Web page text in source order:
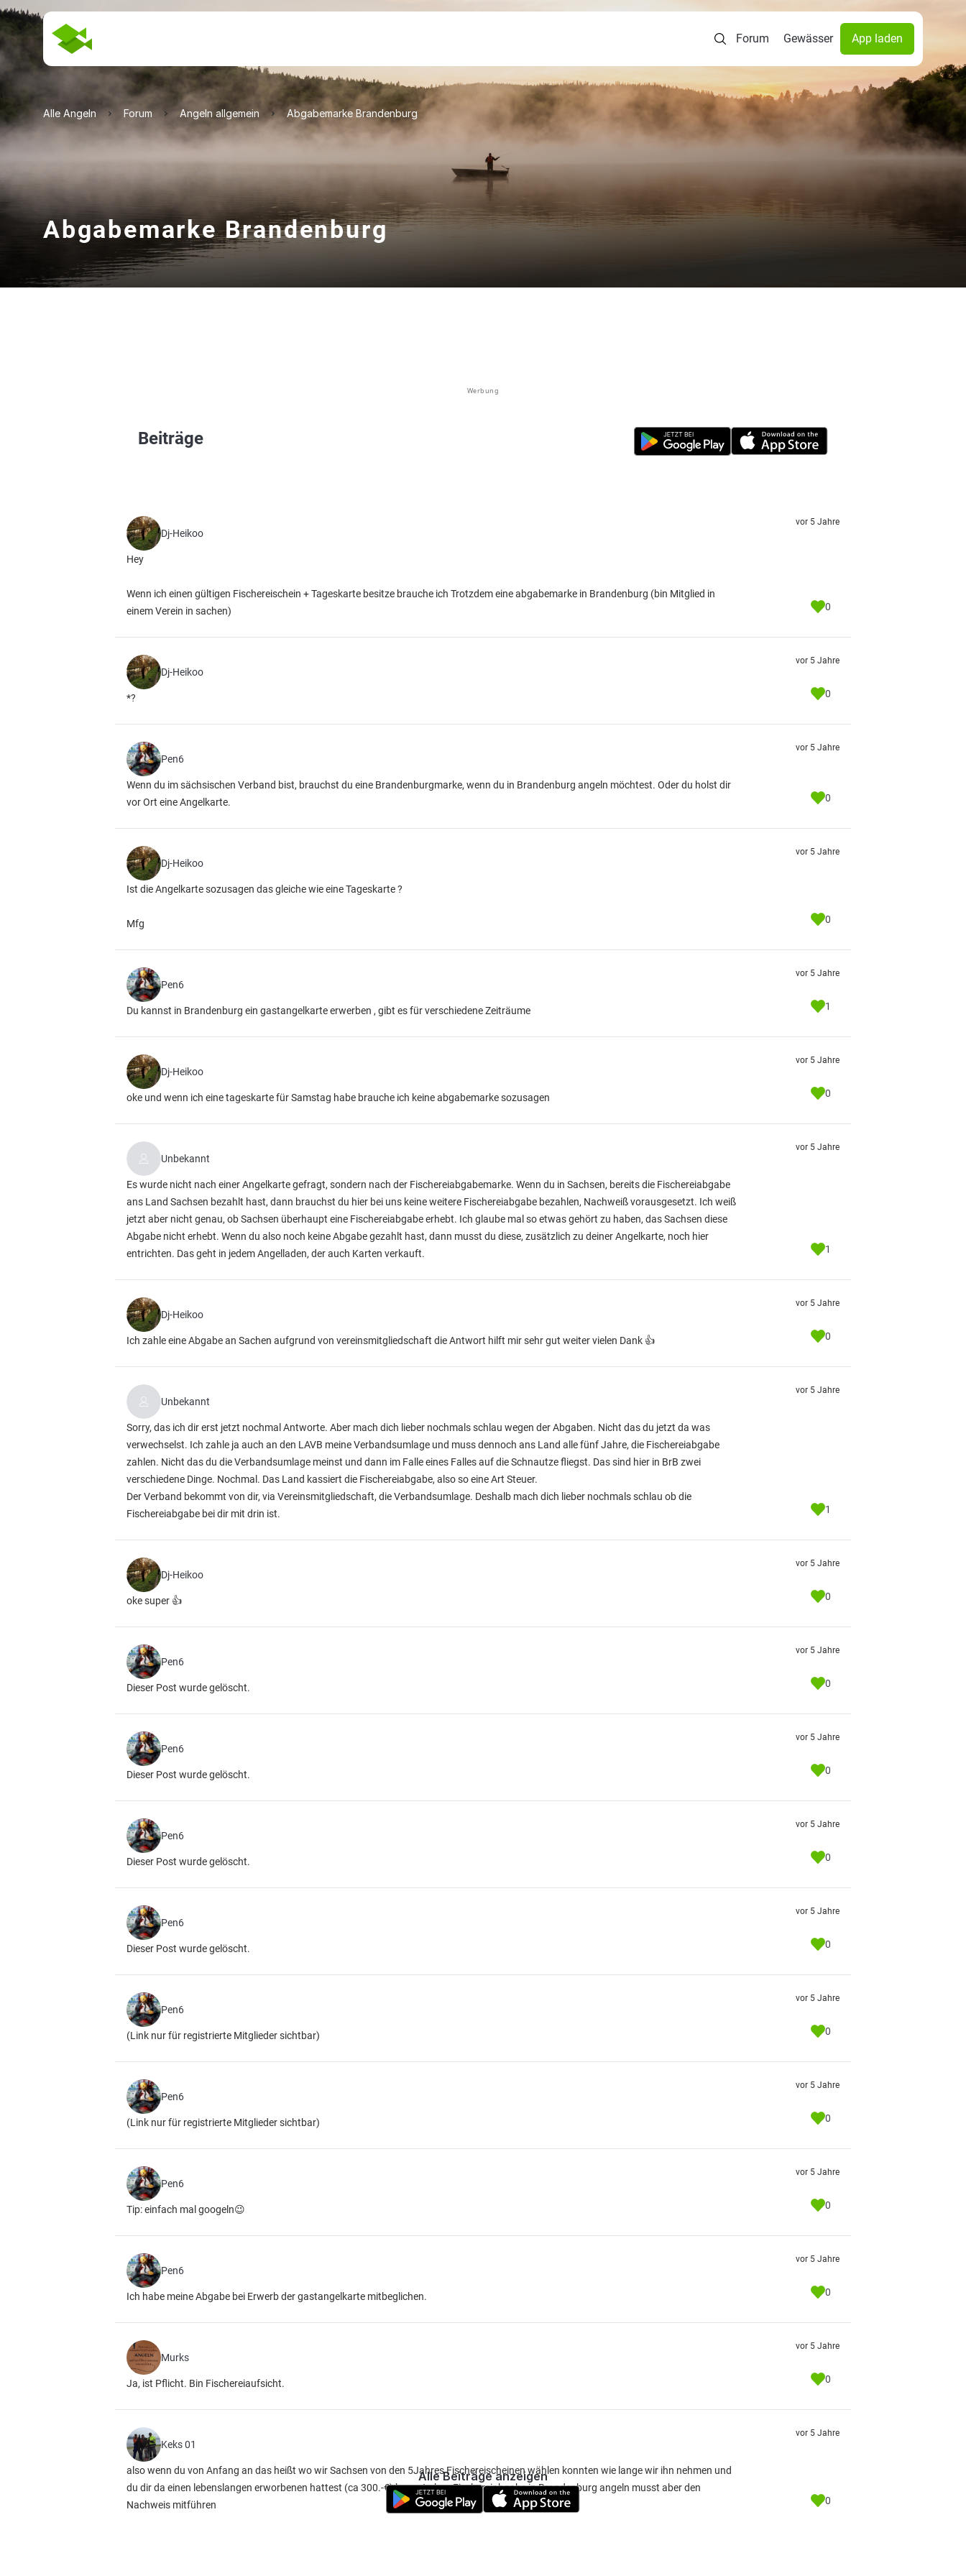
Forum Gewässer App laden
Alle Angeln Forum Angeln allgemein Abgabemarke Brandenburg
Abgabemarke Brandenburg
Werbung
Beiträge
Dj-Heikoo
Hey
Wenn ich einen gültigen Fischereischein + Tageskarte besitze brauche ich Trotzdem eine abgabemarke in Brandenburg (bin Mitglied in
einem Verein in sachen)
vor 5 Jahre
0
Dj-Heikoo
*?
vor 5 Jahre
0
Pen6
Wenn du im sächsischen Verband bist, brauchst du eine Brandenburgmarke, wenn du in Brandenburg angeln möchtest. Oder du holst dir
vor Ort eine Angelkarte.
vor 5 Jahre
0
Dj-Heikoo
Ist die Angelkarte sozusagen das gleiche wie eine Tageskarte ?
Mfg
vor 5 Jahre
0
Pen6
Du kannst in Brandenburg ein gastangelkarte erwerben , gibt es für verschiedene Zeiträume
vor 5 Jahre
1
Dj-Heikoo
oke und wenn ich eine tageskarte für Samstag habe brauche ich keine abgabemarke sozusagen
vor 5 Jahre
0
Unbekannt
Es wurde nicht nach einer Angelkarte gefragt, sondern nach der Fischereiabgabemarke. Wenn du in Sachsen, bereits die Fischereiabgabe
ans Land Sachsen bezahlt hast, dann brauchst du hier bei uns keine weitere Fischereiabgabe bezahlen, Nachweiß vorausgesetzt. Ich weiß
jetzt aber nicht genau, ob Sachsen überhaupt eine Fischereiabgabe erhebt. Ich glaube mal so etwas gehört zu haben, das Sachsen diese
Abgabe nicht erhebt. Wenn du also noch keine Abgabe gezahlt hast, dann musst du diese, zusätzlich zu deiner Angelkarte, noch hier
entrichten. Das geht in jedem Angelladen, der auch Karten verkauft.
vor 5 Jahre
1
Dj-Heikoo
Ich zahle eine Abgabe an Sachen aufgrund von vereinsmitgliedschaft die Antwort hilft mir sehr gut weiter vielen Dank 👍
vor 5 Jahre
0
Unbekannt
Sorry, das ich dir erst jetzt nochmal Antworte. Aber mach dich lieber nochmals schlau wegen der Abgaben. Nicht das du jetzt da was
verwechselst. Ich zahle ja auch an den LAVB meine Verbandsumlage und muss dennoch ans Land alle fünf Jahre, die Fischereiabgabe
zahlen. Nicht das du die Verbandsumlage meinst und dann im Falle eines Falles auf die Schnautze fliegst. Das sind hier in BrB zwei
verschiedene Dinge. Nochmal. Das Land kassiert die Fischereiabgabe, also so eine Art Steuer.
Der Verband bekommt von dir, via Vereinsmitgliedschaft, die Verbandsumlage. Deshalb mach dich lieber nochmals schlau ob die
Fischereiabgabe bei dir mit drin ist.
vor 5 Jahre
1
Dj-Heikoo
oke super 👍
vor 5 Jahre
0
Pen6
Dieser Post wurde gelöscht.
vor 5 Jahre
0
Pen6
Dieser Post wurde gelöscht.
vor 5 Jahre
0
Pen6
Dieser Post wurde gelöscht.
vor 5 Jahre
0
Pen6
Dieser Post wurde gelöscht.
vor 5 Jahre
0
Pen6
(Link nur für registrierte Mitglieder sichtbar)
vor 5 Jahre
0
Pen6
(Link nur für registrierte Mitglieder sichtbar)
vor 5 Jahre
0
Pen6
Tip: einfach mal googeln😉
vor 5 Jahre
0
Pen6
Ich habe meine Abgabe bei Erwerb der gastangelkarte mitbeglichen.
vor 5 Jahre
0
Murks
Ja, ist Pflicht. Bin Fischereiaufsicht.
vor 5 Jahre
0
Keks 01
also wenn du von Anfang an das heißt wo wir Sachsen von den 5Jahres Fischereischeinen wählen konnten wie lange wir ihn nehmen und
du dir da einen lebenslangen erworbenen hattest (ca 300.-€) kannst ohne Fischereiabgabe in Brandenburg angeln musst aber den
Nachweis mitführen
vor 5 Jahre
0
Alle Beiträge anzeigen